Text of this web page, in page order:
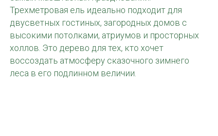
Трехметровая ель идеально подходит для
двусветных гостиных, загородных домов с
высокими потолками, атриумов и просторных
холлов. Это дерево для тех, кто хочет
воссоздать атмосферу сказочного зимнего
леса в его подлинном величии.